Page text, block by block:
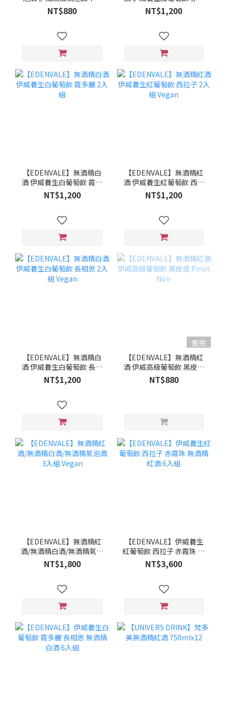
Blanc de Blancs
NT$880
珠 2入組 Vegan
NT$1,200
【EDENVALE】無酒精白
酒 伊威養生白葡萄飲 霞多
麗 2入組
NT$1,200
【EDENVALE】無酒精紅
酒 伊威養生紅葡萄飲 西拉
子 2入組 Vegan
NT$1,200
【EDENVALE】無酒精白
酒 伊威養生白葡萄飲 長相
思 2入組 Vegan
NT$1,200
售完
【EDENVALE】無酒精紅
酒 伊威高級葡萄飲 黑皮諾
Pinot Noir
NT$880
【EDENVALE】無酒精紅
酒/無酒精白酒/無酒精氣泡
酒 3入組 Vegan
NT$1,800
【EDENVALE】伊威養生
紅葡萄飲 西拉子 赤霞珠 無
酒精紅酒 6入組
NT$3,600